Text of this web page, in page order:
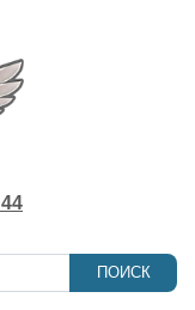
ПОИСК